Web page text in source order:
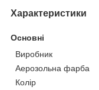
Характеристики
Основні
Виробник
Аерозольна фарба
Колір